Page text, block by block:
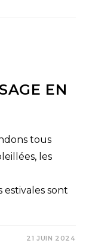
EN
tous
les
estivales sont
21 JUIN 2024